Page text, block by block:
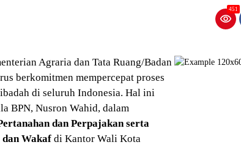
451
Agraria dan Tata Ruang/Badan
berkomitmen mempercepat proses
di seluruh Indonesia. Hal ini
BPN, Nusron Wahid, dalam
dan Perpajakan serta
Wakaf di Kantor Wali Kota